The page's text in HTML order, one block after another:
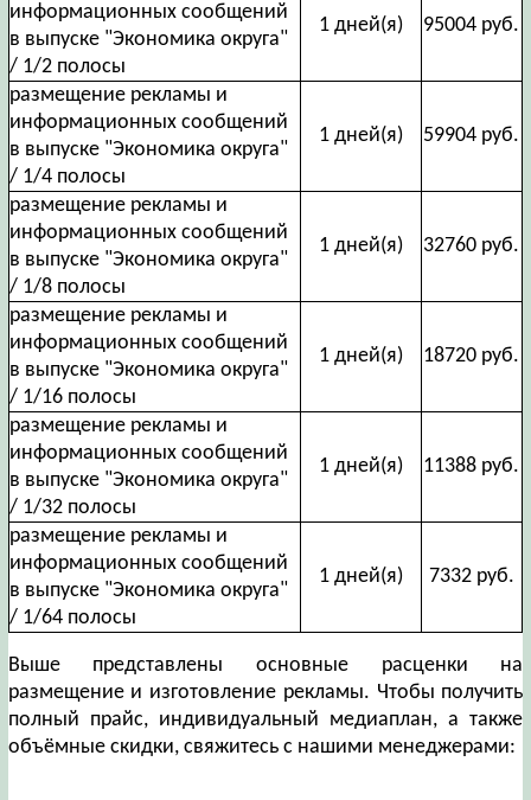
информационных сообщений
в выпуске "Экономика округа"
/ 1/2 полосы
1 дней(я) 95004 руб.
размещение рекламы и
информационных сообщений
в выпуске "Экономика округа"
/ 1/4 полосы
1 дней(я) 59904 руб.
размещение рекламы и
информационных сообщений
в выпуске "Экономика округа"
/ 1/8 полосы
1 дней(я) 32760 руб.
размещение рекламы и
информационных сообщений
в выпуске "Экономика округа"
/ 1/16 полосы
1 дней(я) 18720 руб.
размещение рекламы и
информационных сообщений
в выпуске "Экономика округа"
/ 1/32 полосы
1 дней(я) 11388 руб.
размещение рекламы и
информационных сообщений
в выпуске "Экономика округа"
/ 1/64 полосы
1 дней(я) 7332 руб.
Выше представлены основные расценки на
размещение и изготовление рекламы. Чтобы получить
полный прайс, индивидуальный медиаплан, а также
объёмные скидки, свяжитесь с нашими менеджерами: